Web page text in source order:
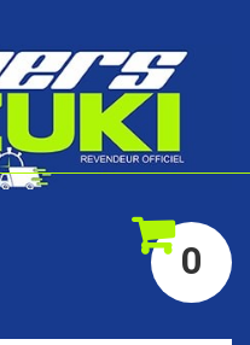
0